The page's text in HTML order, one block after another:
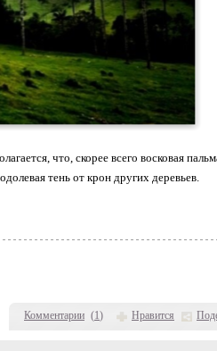
Комментарии (1) Нравится
что, скорее всего восковая
тень от крон других деревьев.